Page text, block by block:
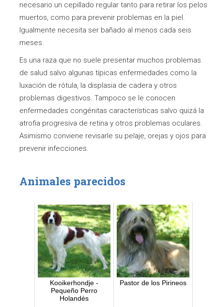
necesario un cepillado regular tanto para retirar los pelos
muertos, como para prevenir problemas en la piel.
Igualmente necesita ser bañado al menos cada seis
meses.
Es una raza que no suele presentar muchos problemas
de salud salvo algunas típicas enfermedades como la
luxación de rótula, la displasia de cadera y otros
problemas digestivos. Tampoco se le conocen
enfermedades congénitas características salvo quizá la
atrofia progresiva de retina y otros problemas oculares.
Asimismo conviene revisarle su pelaje, orejas y ojos para
prevenir infecciones.
Animales parecidos
Kooikerhondje -
Pequeño Perro
Holandés
Pastor de los Pirineos